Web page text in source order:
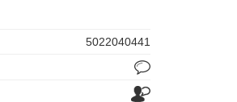
5022040441